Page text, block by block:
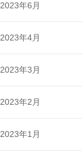
2023年6月
2023年4月
2023年3月
2023年2月
2023年1月